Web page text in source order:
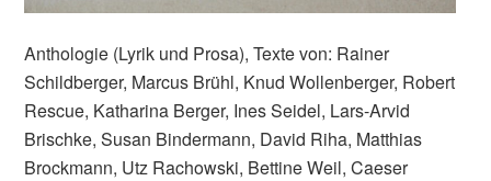
Anthologie (Lyrik und Prosa), Texte von: Rainer
Schildberger, Marcus Brühl, Knud Wollenberger, Robert
Rescue, Katharina Berger, Ines Seidel, Lars-Arvid
Brischke, Susan Bindermann, David Riha, Matthias
Brockmann, Utz Rachowski, Bettine Weil, Caeser